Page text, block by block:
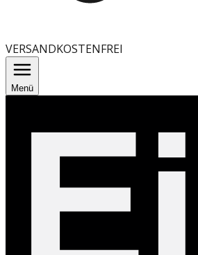
VERSANDKOSTENFREI
Menü